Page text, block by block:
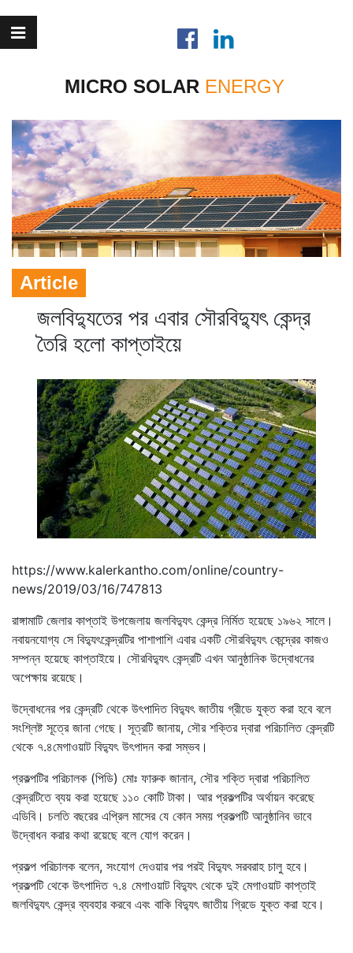
MICRO SOLAR
Article
জলবিদ্যুতের পর এবার সৌরবিদ্যুৎ কেন্দ্র
তৈরি হলো কাপ্তাইয়ে
https://www.kalerkantho.com/online/country-
news/2019/03/16/747813
রাঙ্গামাটি জেলার কাপ্তাই উপজেলায় জলবিদ্যুৎ কেন্দ্র নির্মিত হয়েছে ১৯৬২ সালে।
নবায়নযোগ্য সে বিদ্যুৎকেন্দ্রটির পাশাপাশি এবার একটি সৌরবিদ্যুৎ কেন্দ্রের কাজও
সম্পন্ন হয়েছে কাপ্তাইয়ে। সৌরবিদ্যুৎ কেন্দ্রটি এখন আনুষ্ঠানিক উদ্বোধনের
অপেক্ষায় রয়েছে।
উদ্বোধনের পর কেন্দ্রটি থেকে উৎপাদিত বিদ্যুৎ জাতীয় গ্রীডে যুক্ত করা হবে বলে
সংশ্লিষ্ট সূত্রে জানা গেছে। সূত্রটি জানায়, সৌর শক্তির দ্বারা পরিচালিত কেন্দ্রটি
থেকে ৭.৪মেগাওয়াট বিদ্যুৎ উৎপাদন করা সম্ভব।
প্রকল্পটির পরিচালক (পিডি) মোঃ ফারুক জানান, সৌর শক্তি দ্বারা পরিচালিত
কেন্দ্রটিতে ব্যয় করা হয়েছে ১১০ কোটি টাকা। আর প্রকল্পটির অর্থায়ন করেছে
এডিবি। চলতি বছরের এপ্রিল মাসের যে কোন সময় প্রকল্পটি আনুষ্ঠানিব ভাবে
উদ্বোধন করার কথা রয়েছে বলে যোগ করেন।
প্রকল্প পরিচালক বলেন, সংযোগ দেওয়ার পর পরই বিদ্যুৎ সরবরাহ চালু হবে।
প্রকল্পটি থেকে উৎপাদিত ৭.৪ মেগাওয়াট বিদ্যুৎ থেকে দুই মেগাওয়াট কাপ্তাই
জলবিদ্যুৎ কেন্দ্র ব্যবহার করবে এবং বাকি বিদ্যুৎ জাতীয় গ্রিডে যুক্ত করা হবে।